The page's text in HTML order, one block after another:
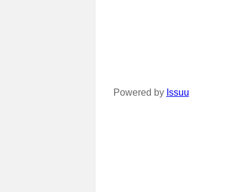
Powered by Issuu